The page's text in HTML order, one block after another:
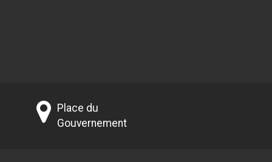
Place du
Gouvernement